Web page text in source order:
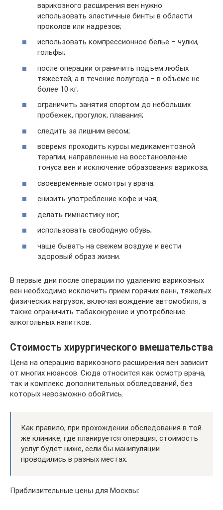
варикозного расширения вен нужно
использовать эластичные бинты в области
проколов или надрезов;
использовать компрессионное белье – чулки,
гольфы;
после операции ограничить подъем любых
тяжестей, а в течение полугода – в объеме не
более 10 кг;
ограничить занятия спортом до небольших
пробежек, прогулок, плавания;
следить за лишним весом;
вовремя проходить курсы медикаментозной
терапии, направленные на восстановление
тонуса вен и исключение образования варикоза;
своевременные осмотры у врача;
снизить употребление кофе и чая;
делать гимнастику ног;
использовать свободную обувь;
чаще бывать на свежем воздухе и вести
здоровый образ жизни.
В первые дни после операции по удалению варикозных
вен необходимо исключить прием горячих ванн, тяжелых
физических нагрузок, включая вождение автомобиля, а
также ограничить табакокурение и употребление
алкогольных напитков.
Стоимость хирургического вмешательства
Цена на операцию варикозного расширения вен зависит
от многих нюансов. Сюда относится как осмотр врача,
так и комплекс дополнительных обследований, без
которых невозможно обойтись.
Как правило, при прохождении обследования в той
же клинике, где планируется операция, стоимость
услуг будет ниже, если бы манипуляции
проводились в разных местах.
Приблизительные цены для Москвы: